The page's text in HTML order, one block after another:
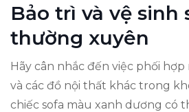
Bảo trì và vệ sinh
thường xuyên
Hãy cân nhắc đến việc phối hợp
và các đồ nội thất khác trong
chiếc sofa màu xanh dương có